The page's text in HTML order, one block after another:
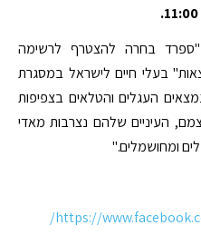
בחרה להצטרף לרשימה
בעלי חיים לישראל במסגרת
העגלים והטלאים בצפיפות
העיניים שלהם נצרבות מאדי
ומחושמלים."
https://